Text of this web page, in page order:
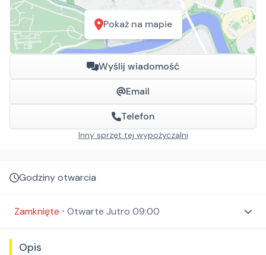
Pokaż na mapie
Wyślij wiadomość
Email
Telefon
Inny sprzęt tej wypożyczalni
Godziny otwarcia
Zamknięte ⋅ Otwarte Jutro 09:00
Opis